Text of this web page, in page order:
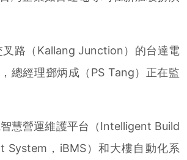
（Kallang Junction）的台達電
總經理鄧炳成（PS Tang）正在監
營運維護平台（Intelligent Build
System，iBMS）和大樓自動化系